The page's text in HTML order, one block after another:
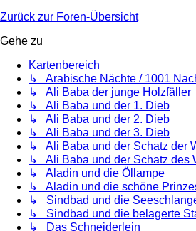
Zurück zur Foren-Übersicht
Gehe zu
Kartenbereich
↳ Arabische Nächte / 1001
↳ Ali Baba der junge Holzfäller
↳ Ali Baba und der 1. Dieb
↳ Ali Baba und der 2. Dieb
↳ Ali Baba und der 3. Dieb
↳ Ali Baba und der Schatz der
↳ Ali Baba und der Schatz des
↳ Aladin und die Öllampe
↳ Aladin und die schöne
↳ Sindbad und die
↳ Sindbad und die belagerte
↳ Das Schneiderlein